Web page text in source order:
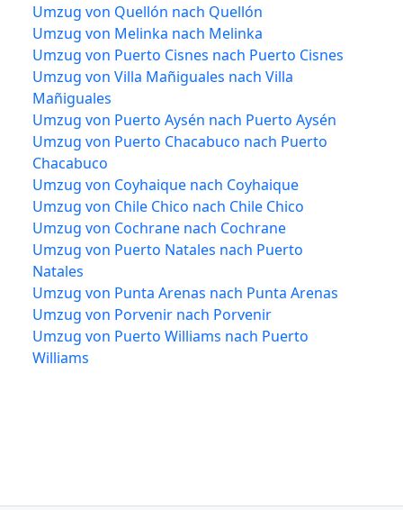
Umzug von Quellón nach Quellón
Umzug von Melinka nach Melinka
Umzug von Puerto Cisnes nach Puerto Cisnes
Umzug von Villa Mañiguales nach Villa
Mañiguales
Umzug von Puerto Aysén nach Puerto Aysén
Umzug von Puerto Chacabuco nach Puerto
Chacabuco
Umzug von Coyhaique nach Coyhaique
Umzug von Chile Chico nach Chile Chico
Umzug von Cochrane nach Cochrane
Umzug von Puerto Natales nach Puerto
Natales
Umzug von Punta Arenas nach Punta Arenas
Umzug von Porvenir nach Porvenir
Umzug von Puerto Williams nach Puerto
Williams